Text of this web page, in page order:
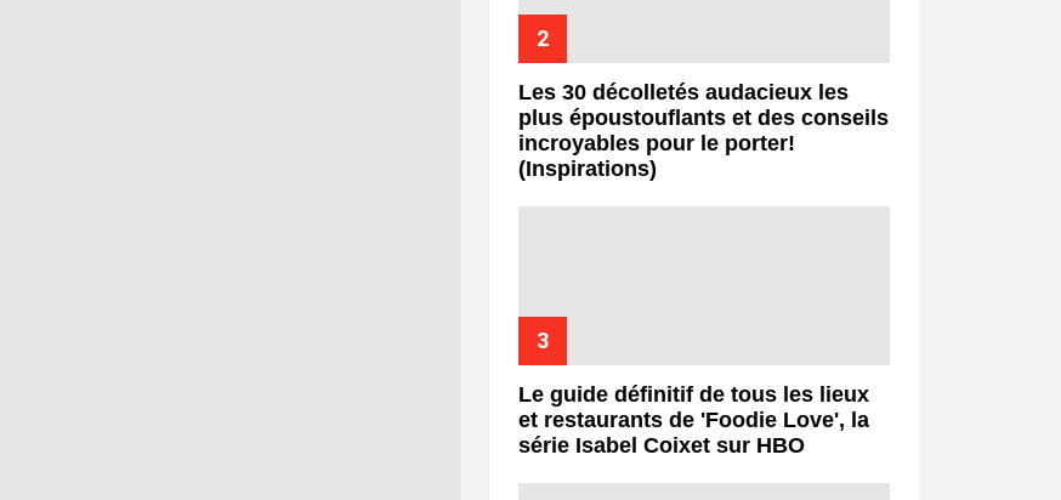
Les 30 décolletés audacieux les
plus époustouflants et des conseils
incroyables pour le porter!
(Inspirations)
Le guide définitif de tous les lieux
et restaurants de 'Foodie Love', la
série Isabel Coixet sur HBO